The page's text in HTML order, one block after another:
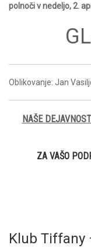
polnoči v nedeljo, 2.
Oblikovanje: Jan
NAŠE
ZA VAŠO
Klub Tiffany